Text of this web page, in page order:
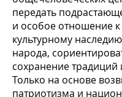
передать
и особое отношение
культурному
народа,
сохранение
Только на основе
патриотизма и